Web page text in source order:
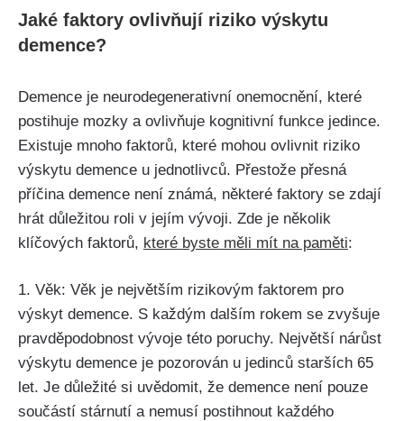
Jaké faktory ovlivňují riziko výskytu
demence?
Demence je neurodegenerativní onemocnění, které
postihuje mozky a ovlivňuje kognitivní funkce jedince.
Existuje mnoho faktorů, které mohou ovlivnit riziko
výskytu demence u jednotlivců. Přestože přesná
příčina demence není známá, některé faktory se zdají
hrát důležitou roli v jejím vývoji. Zde je několik
klíčových faktorů, které byste měli mít na paměti:
1. Věk: Věk je největším rizikovým faktorem pro
výskyt demence. S každým dalším rokem se zvyšuje
pravděpodobnost vývoje této poruchy. Největší nárůst
výskytu demence je pozorován u jedinců starších 65
let. Je důležité si uvědomit, že demence není pouze
součástí stárnutí a nemusí postihnout každého